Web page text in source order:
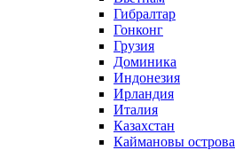
Гибралтар
Гонконг
Грузия
Доминика
Индонезия
Ирландия
Италия
Казахстан
Каймановы острова